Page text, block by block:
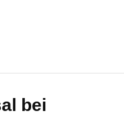
bei